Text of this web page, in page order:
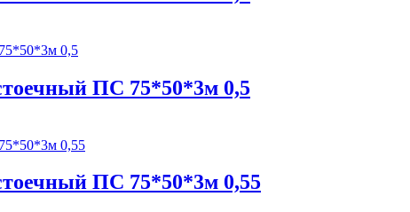
ПС 75*50*3м 0,5
ПС 75*50*3м 0,55